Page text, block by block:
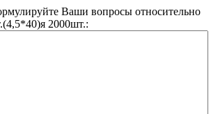
Ваши вопросы относительно
2000шт.: